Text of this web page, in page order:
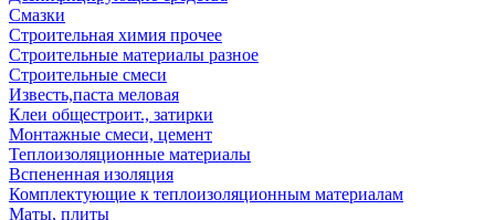
Смазки
Строительная химия прочее
Строительные материалы разное
Строительные смеси
Известь,паста меловая
Клеи общестроит., затирки
Монтажные смеси, цемент
Теплоизоляционные материалы
Вспененная изоляция
Комплектующие к теплоизоляционным материалам
Маты, плиты